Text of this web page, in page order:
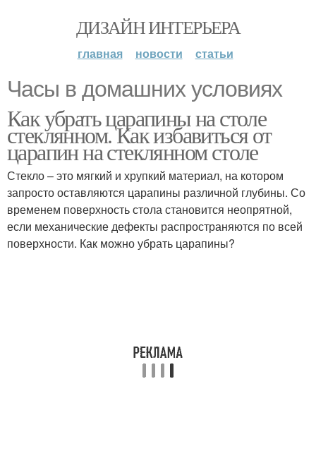
ДИЗАЙН ИНТЕРЬЕРА
главная новости статьи
Часы в домашних условиях
Как убрать царапины на столе
стеклянном. Как избавиться от
царапин на стеклянном столе
Стекло – это мягкий и хрупкий материал, на котором
запросто оставляются царапины различной глубины. Со
временем поверхность стола становится неопрятной,
если механические дефекты распространяются по всей
поверхности. Как можно убрать царапины?